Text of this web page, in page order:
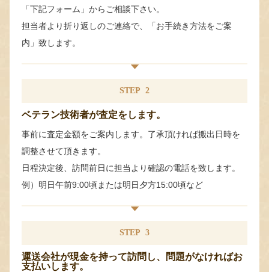
「下記フォーム」からご相談下さい。
担当者より折り返しのご連絡で、「お手続き方法をご案
内」致します。
STEP 2
ベテラン技術者が査定をします。
事前に査定金額をご案内します。了承頂ければ搬出日時を
調整させて頂きます。
日程決定後、訪問前日に担当より確認の電話を致します。
例）明日午前9:00頃または明日夕方15:00頃など
STEP 3
運送会社が現金を持って訪問し、問題がなければお
支払いします。